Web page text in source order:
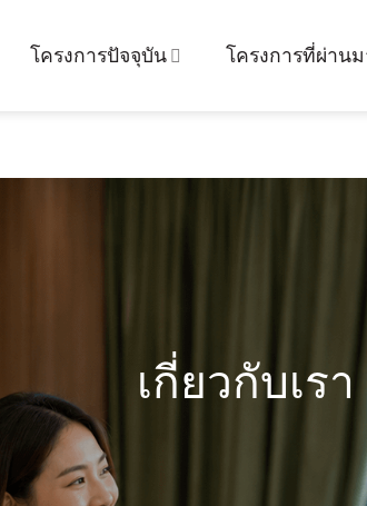
โครงการปัจจุบัน โครงการที่ผ่านม
เกี่ยวกับเรา